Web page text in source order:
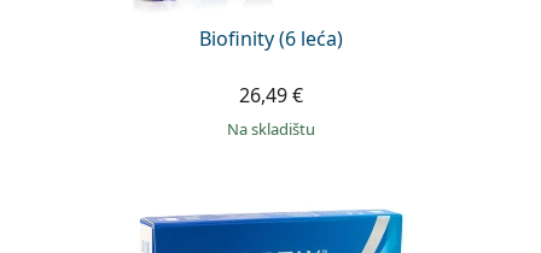
Biofinity (6 leća)
26,49 €
na skladištu